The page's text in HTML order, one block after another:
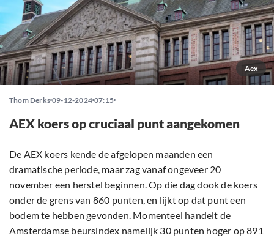
Aex
Thom Derks 09-12-2024 07:15
AEX koers op cruciaal punt aangekomen
De AEX koers kende de afgelopen maanden een
dramatische periode, maar zag vanaf ongeveer 20
november een herstel beginnen. Op die dag dook de koers
onder de grens van 860 punten, en lijkt op dat punt een
bodem te hebben gevonden. Momenteel handelt de
Amsterdamse beursindex namelijk 30 punten hoger op 891